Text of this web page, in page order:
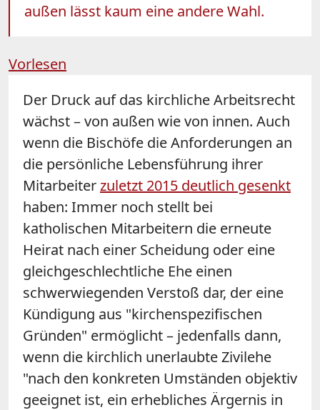
außen lässt kaum eine andere Wahl.
Vorlesen
Der Druck auf das kirchliche Arbeitsrecht
wächst – von außen wie von innen. Auch
wenn die Bischöfe die Anforderungen an
die persönliche Lebensführung ihrer
Mitarbeiterzuletzt 2015 deutlich gesenkt
haben: Immer noch stellt bei
katholischen Mitarbeitern die erneute
Heirat nach einer Scheidung oder eine
gleichgeschlechtliche Ehe einen
schwerwiegenden Verstoß dar, der eine
Kündigung aus "kirchenspezifischen
Gründen" ermöglicht – jedenfalls dann,
wenn die kirchlich unerlaubte Zivilehe
"nach den konkreten Umständen objektiv
geeignet ist, ein erhebliches Ärgernis in